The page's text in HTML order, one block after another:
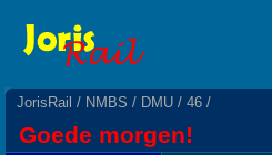
JorisRail / NMBS / DMU / 46 /
Goede morgen!